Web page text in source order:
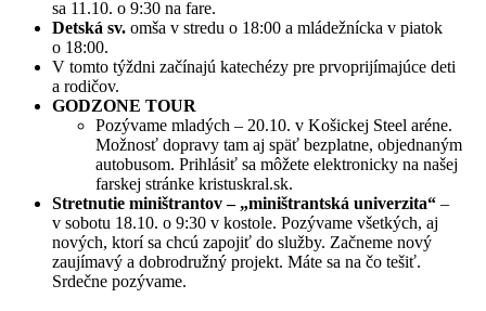
sa 11.10. o 9:30 na fare.
Detská sv. omša v stredu o 18:00 a mládežnícka v piatok
o 18:00.
V tomto týždni začínajú katechézy pre prvoprijímajúce deti
a rodičov.
GODZONE TOUR
Pozývame mladých – 20.10. v Košickej Steel aréne.
Možnosť dopravy tam aj späť bezplatne, objednaným
autobusom. Prihlásiť sa môžete elektronicky na našej
farskej stránke kristuskral.sk.
Stretnutie miništrantov – „miništrantská univerzita“ –
v sobotu 18.10. o 9:30 v kostole. Pozývame všetkých, aj
nových, ktorí sa chcú zapojiť do služby. Začneme nový
zaujímavý a dobrodružný projekt. Máte sa na čo tešiť.
Srdečne pozývame.